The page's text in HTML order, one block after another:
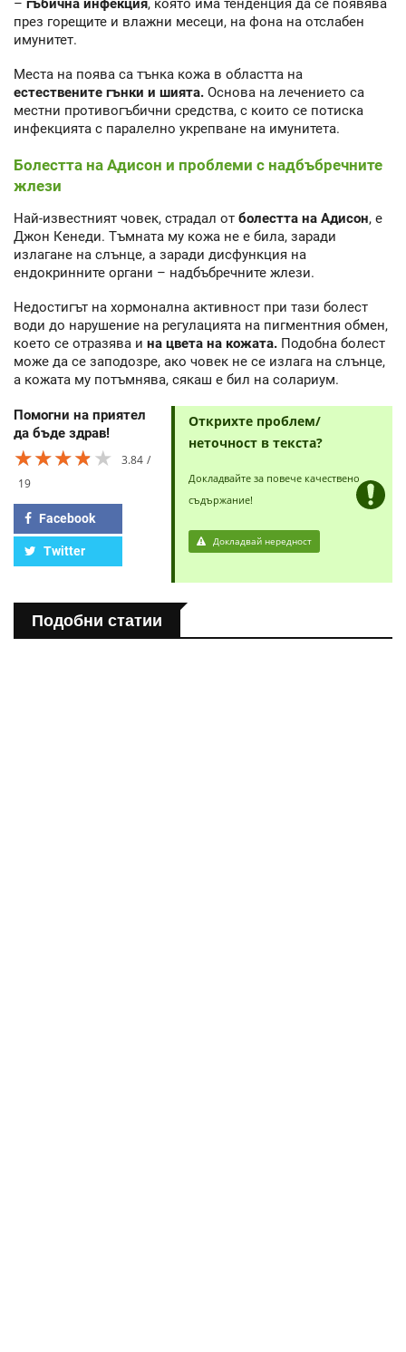
– гъбична инфекция, която има тенденция да се появява
през горещите и влажни месеци, на фона на отслабен
имунитет.
Места на поява са тънка кожа в областта на
естествените гънки и шията. Основа на лечението са
местни противогъбични средства, с които се потиска
инфекцията с паралелно укрепване на имунитета.
Болестта на Адисон и проблеми с надбъбречните
жлези
Най-известният човек, страдал от болестта на Адисон, е
Джон Кенеди. Тъмната му кожа не е била, заради
излагане на слънце, а заради дисфункция на
ендокринните органи – надбъбречните жлези.
Недостигът на хормонална активност при тази болест
води до нарушение на регулацията на пигментния обмен,
което се отразява и на цвета на кожата. Подобна болест
може да се заподозре, ако човек не се излага на слънце,
а кожата му потъмнява, сякаш е бил на солариум.
Помогни на приятел
да бъде здрав!
★★★★★
★★★★★
★★★★★
3.84
19
Facebook
Twitter
Открихте проблем/
неточност в текста?
Докладвайте за повече качествено
съдържание!
Докладвай нередност
Подобни статии